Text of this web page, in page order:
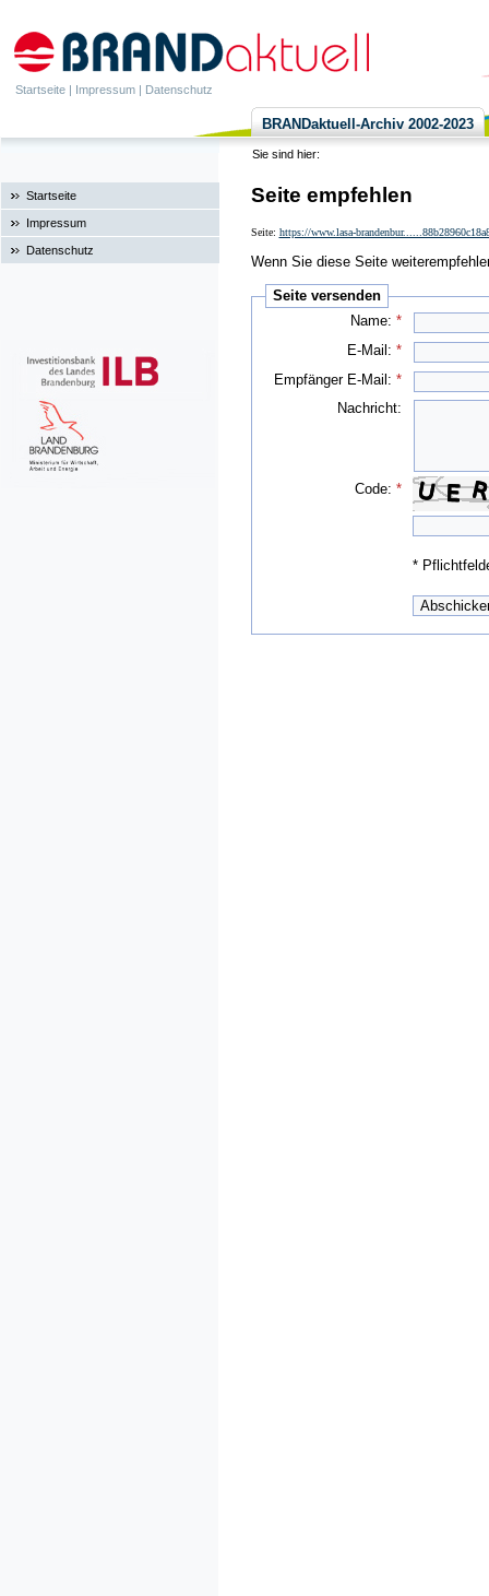
Startseite | Impressum | Datenschutz
BRANDaktuell-Archiv 2002-2023
Sie sind hier:
Startseite
Impressum
Datenschutz
Seite empfehlen
Seite: https://www.lasa-
Wenn Sie diese Seite
Seite versenden
Name:*
E-Mail:*
Empfänger E-Mail:*
Nachricht:
Code:*
*